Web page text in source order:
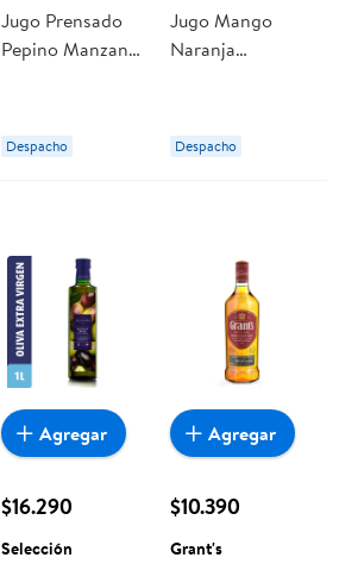
Jugo Prensado
Pepino Manzana
Despacho
Jugo Mango
Naranja
Despacho
$16.290
Selección
Agregar
$10.390
Grant's
Agregar